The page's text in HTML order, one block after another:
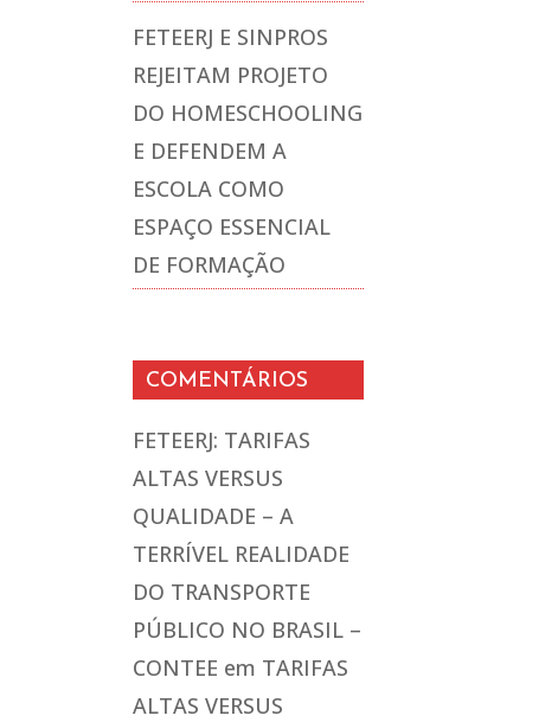
FETEERJ E SINPROS
REJEITAM PROJETO
DO HOMESCHOOLING
E DEFENDEM A
ESCOLA COMO
ESPAÇO ESSENCIAL
DE FORMAÇÃO
COMENTÁRIOS
FETEERJ: TARIFAS
ALTAS VERSUS
QUALIDADE – A
TERRÍVEL REALIDADE
DO TRANSPORTE
PÚBLICO NO BRASIL –
CONTEE em TARIFAS
ALTAS VERSUS